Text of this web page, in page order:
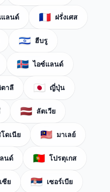
ลนด์ 🇫🇷 ฝรั่งเศส
🇮🇱 ฮีบรู
🇮🇸 ไอซ์แลนด์
าลี 🇯🇵 ญี่ปุ่น
🇱🇻 ลัตเวีย
ดเนีย 🇲🇾 มาเลย์
นด์ 🇵🇹 โปรตุเกส
ซีย 🇷🇸 เซอร์เบีย